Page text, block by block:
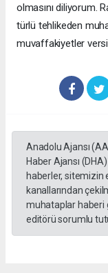
olmasını diliyorum.
türlü tehlikeden
muvaffakiyetler
Anadolu Ajansı
Haber Ajansı
haberler, sitemizin
kanallarından
muhataplar haberi
editörü sorumlu